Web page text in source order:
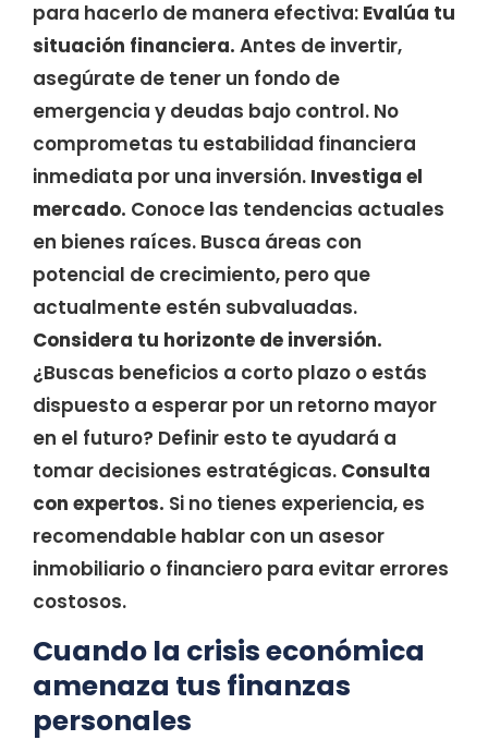
para hacerlo de manera efectiva: Evalúa tu
situación financiera. Antes de invertir,
asegúrate de tener un fondo de
emergencia y deudas bajo control. No
comprometas tu estabilidad financiera
inmediata por una inversión. Investiga el
mercado. Conoce las tendencias actuales
en bienes raíces. Busca áreas con
potencial de crecimiento, pero que
actualmente estén subvaluadas.
Considera tu horizonte de inversión.
¿Buscas beneficios a corto plazo o estás
dispuesto a esperar por un retorno mayor
en el futuro? Definir esto te ayudará a
tomar decisiones estratégicas. Consulta
con expertos. Si no tienes experiencia, es
recomendable hablar con un asesor
inmobiliario o financiero para evitar errores
costosos.
Cuando la crisis económica
amenaza tus finanzas
personales